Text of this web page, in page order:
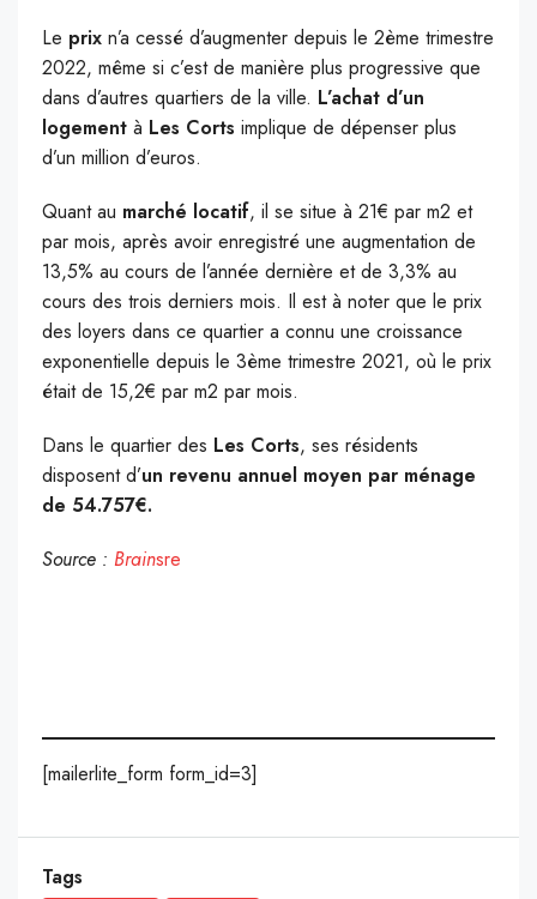
Le prix n’a cessé d’augmenter depuis le 2ème trimestre
2022, même si c’est de manière plus progressive que
dans d’autres quartiers de la ville. L’achat d’un
logement à Les Corts implique de dépenser plus
d’un million d’euros.
Quant au marché locatif, il se situe à 21€ par m2 et
par mois, après avoir enregistré une augmentation de
13,5% au cours de l’année dernière et de 3,3% au
cours des trois derniers mois. Il est à noter que le prix
des loyers dans ce quartier a connu une croissance
exponentielle depuis le 3ème trimestre 2021, où le prix
était de 15,2€ par m2 par mois.
Dans le quartier des Les Corts, ses résidents
disposent d’un revenu annuel moyen par ménage
de 54.757€.
Source : Brainsre
[mailerlite_form form_id=3]
Tags